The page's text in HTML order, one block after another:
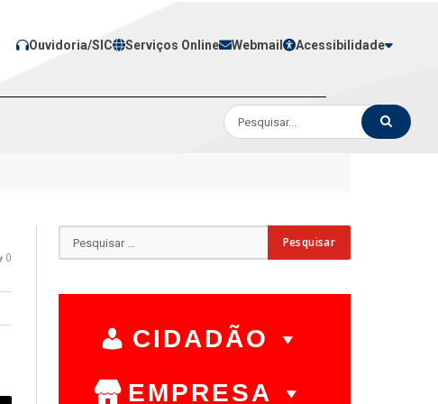
Ouvidoria/SIC Serviços Online Webmail Acessibilidade
0
CIDADÃO
EMPRESA